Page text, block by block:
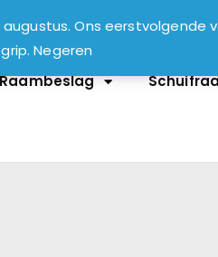
Ons eerstvolgende
Negeren
Raambeslag